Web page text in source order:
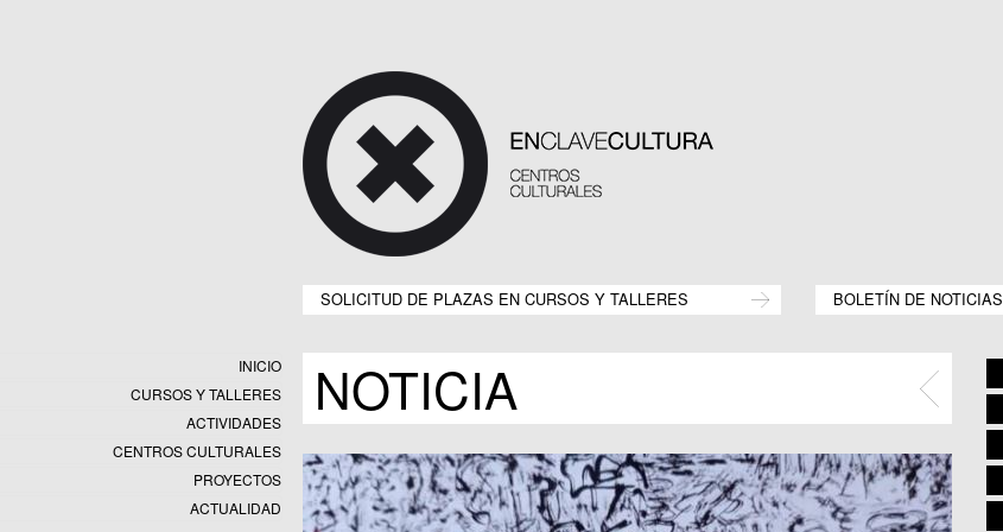
SOLICITUD DE PLAZAS EN CURSOS Y TALLERES BOLETÍN DE NOTICIAS
INICIO
CURSOS Y TALLERES
ACTIVIDADES
CENTROS CULTURALES
Equipamientos
PROYECTOS
Exposiciones
ACTUALIDAD
NOTICIA